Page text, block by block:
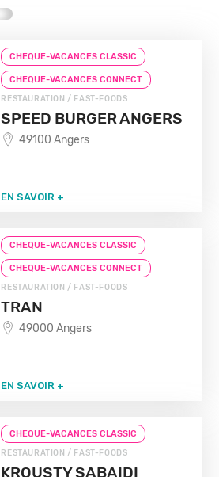
CHEQUE-VACANCES CLASSIC
CHEQUE-VACANCES CONNECT
RESTAURATION / FAST-FOODS
SPEED BURGER ANGERS
49100 Angers
EN SAVOIR +
CHEQUE-VACANCES CLASSIC
CHEQUE-VACANCES CONNECT
RESTAURATION / FAST-FOODS
TRAN
49000 Angers
EN SAVOIR +
CHEQUE-VACANCES CLASSIC
RESTAURATION / FAST-FOODS
KROUSTY SABAIDI